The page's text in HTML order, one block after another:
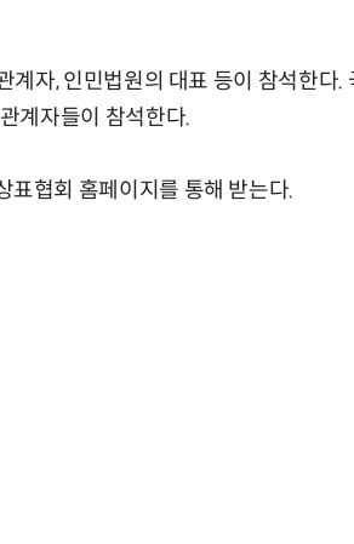
계자, 인민법원의 대표 등이 참석한다.
계자들이 참석한다.
표협회 홈페이지를 통해 받는다.